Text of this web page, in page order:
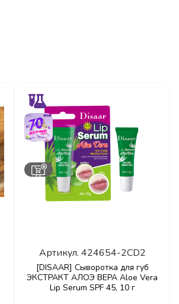
Артикул. 424654-2CD2
[DISAAR] Сыворотка для губ
ЭКСТРАКТ АЛОЭ ВЕРА Aloe Vera
Lip Serum SPF 45, 10 г